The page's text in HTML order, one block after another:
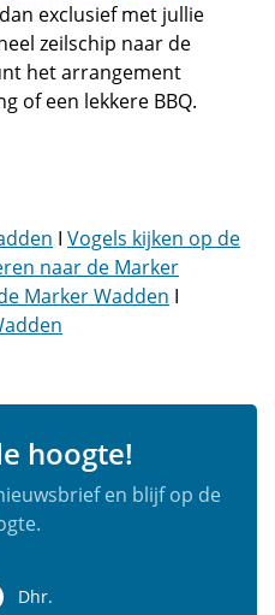
exclusief met jullie
zeilschip naar de
het arrangement
of een lekkere BBQ.
I Vogels kijken op de
naar de Marker
Marker Wadden I
hoogte!
en blijf op de
Dhr.